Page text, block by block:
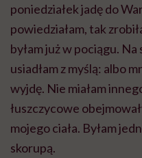
poniedziałek jadę do
powiedziałam, tak
byłam już w pociągu.
usiadłam z myślą: albo
wyjdę. Nie miałam
łuszczycowe
mojego ciała. Byłam
skorupą.